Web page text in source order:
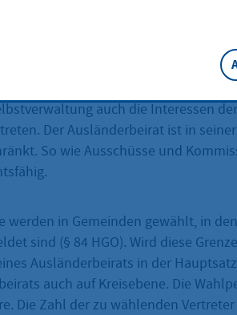
Bei der Beratung hat er sich
leiten zu lassen. Somit ist der
Diese Unterstützung ist
auch die Interessen
Der Ausländerbeirat ist in
So wie Ausschüsse und
werden in Gemeinden gewählt, in
sind (§ 84 HGO). Wird diese
Ausländerbeirats in der
auch auf Kreisebene. Die
Die Zahl der zu wählenden